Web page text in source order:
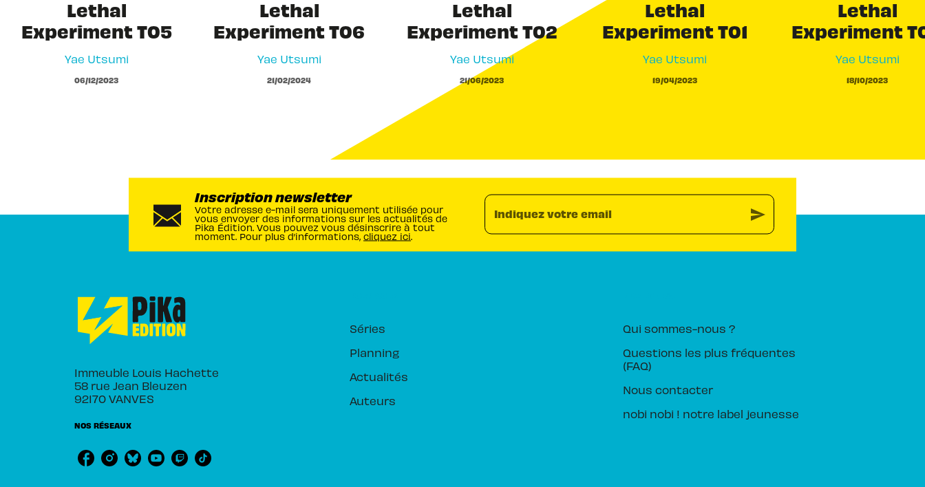
Lethal
Experiment T05
Yae Utsumi
06/12/2023
Lethal
Experiment T06
Yae Utsumi
21/02/2024
Lethal
Experiment T02
Yae Utsumi
21/06/2023
Lethal
Experiment T01
Yae Utsumi
19/04/2023
Lethal
Experiment
Yae Utsumi
18/10/2023
Inscription newsletter
Votre adresse e-mail sera uniquement utilisée pour
vous envoyer des informations sur les actualités de
Pika Édition. Vous pouvez vous désinscrire à tout
moment. Pour plus d’informations, cliquez ici
Indiquez votre email send
Immeuble Louis Hachette
58 rue Jean Bleuzen
92170 VANVES
NOS RÉSEAUX
Séries
Planning
Actualités
Auteurs
Qui sommes-nous ?
Questions les plus fréquentes
(FAQ)
Nous contacter
nobi nobi ! notre label jeunesse